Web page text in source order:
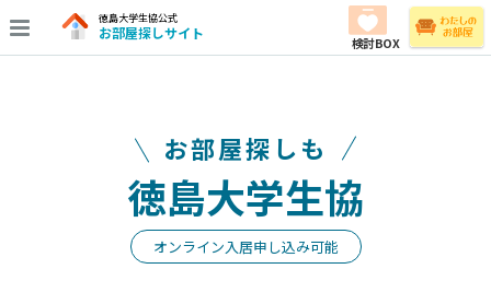
徳島大学生協公式
お部屋探しサイト
検討BOX
お部屋探しも
徳島大学生協
オンライン入居申し込み可能